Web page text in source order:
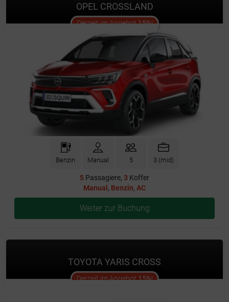
OPEL CROSSLAND
Derzeit im Angebot15%!offer
Benzin Manual 5 3 (mid)
5 Passagiere, 3 Koffer
Manual , Benzin, AC
Weiter zur Buchung
TOYOTA YARIS CROSS
Derzeit im Angebot15%!offer